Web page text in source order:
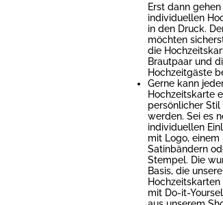
Erst dann
individuellen
in den Druck.
möchten
die
Brautpaar und
Hochzeitgäste
Gerne kann
Hochzeitskarte
persönlicher Stil
werden. Sei es
individuellen
mit Logo, einem
Satinbändern
Stempel. Die
Basis, die unsere
mit Do-it-